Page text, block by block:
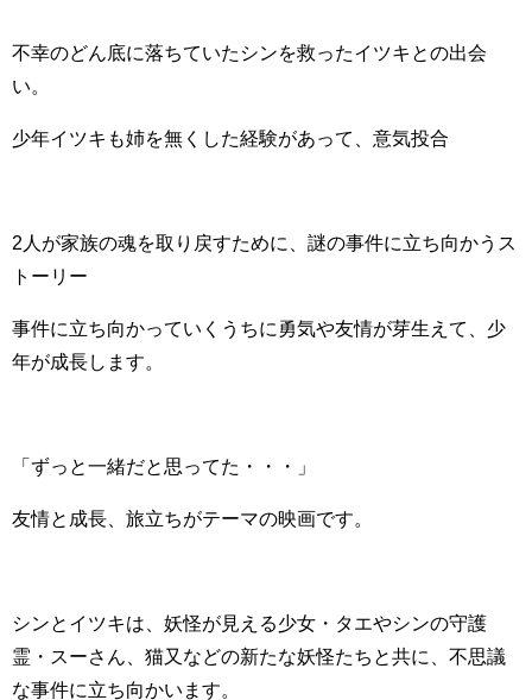
不幸のどん底に落ちていたシンを救ったイツキとの出会
い。
少年イツキも姉を無くした経験があって、意気投合
2人が家族の魂を取り戻すために、謎の事件に立ち向かうス
トーリー
事件に立ち向かっていくうちに勇気や友情が芽生えて、少
年が成長します。
「ずっと一緒だと思ってた・・・」
友情と成長、旅立ちがテーマの映画です。
シンとイツキは、妖怪が見える少女・タエやシンの守護
霊・スーさん、猫又などの新たな妖怪たちと共に、不思議
な事件に立ち向かいます。